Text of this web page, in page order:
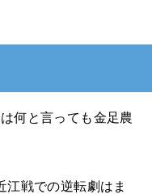
何と言っても金足農
江戦での逆転劇はま